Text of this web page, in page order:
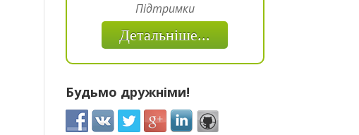
Підтримки
Детальніше...
Будьмо дружніми!